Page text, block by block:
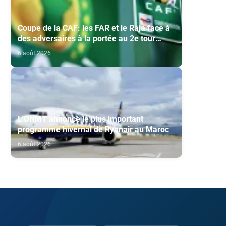
Coupe de la CAF: les FAR et le Raja face à
des adversaires à la portée au 2e tour
préliminaire
6 août 2026
L'ONMT annonce le plus important
programme hivernal de Ryanair au Maroc
6 août 2026